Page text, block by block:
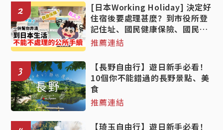
2
[日本Working Holiday] 決定好
住宿後要處理甚麼？到市役所登
記住址、國民健康保險、國民年
金手續的詳細教學！
推薦連結
3
【長野自由行】遊日新手必看！
10個你不能錯過的長野景點、美
食
推薦連結
【琦玉自由行】遊日新手必看！